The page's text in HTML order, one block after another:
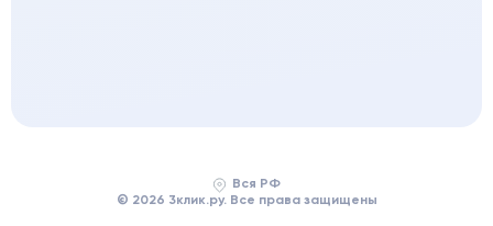
Вся РФ
© 2026 3клик.ру. Все права защищены